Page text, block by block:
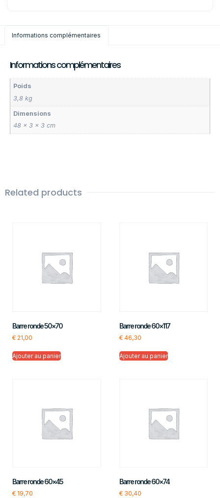
Informations complémentaires
Informations complémentaires
Poids
3,8 kg
Dimensions
48 × 3 × 3 cm
Related products
Barre ronde 50×70
€ 21,00
Ajouter au panier
Barre ronde 60×117
€46,30
Ajouter au panier
Barre ronde 60×45
€ 19,70
Barre ronde 60×74
€30,40